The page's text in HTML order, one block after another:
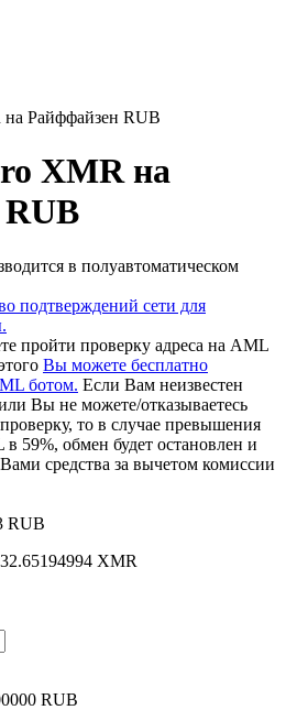
Райффайзен RUB
XMR на
в полуавтоматическом
подтверждений сети для
пройти проверку адреса на AML
Вы можете бесплатно
ботом. Если Вам неизвестен
Вы не можете/отказываетесь
то в случае превышения
59%, обмен будет остановлен и
средства за вычетом комиссии
RUB
XMR
RUB